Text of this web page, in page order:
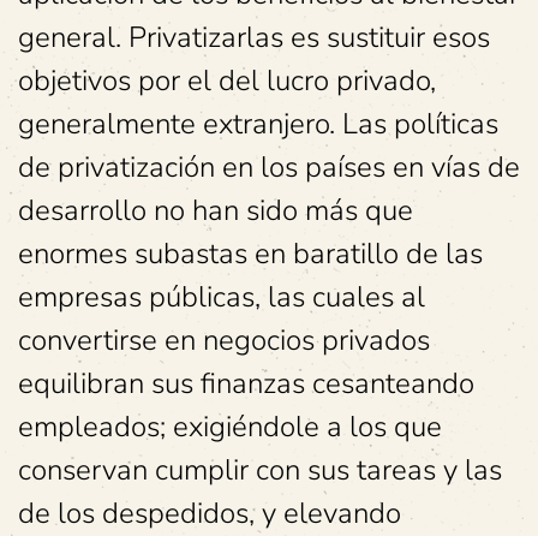
general. Privatizarlas es sustituir esos
objetivos por el del lucro privado,
generalmente extranjero. Las políticas
de privatización en los países en vías de
desarrollo no han sido más que
enormes subastas en baratillo de las
empresas públicas, las cuales al
convertirse en negocios privados
equilibran sus finanzas cesanteando
empleados; exigiéndole a los que
conservan cumplir con sus tareas y las
de los despedidos, y elevando